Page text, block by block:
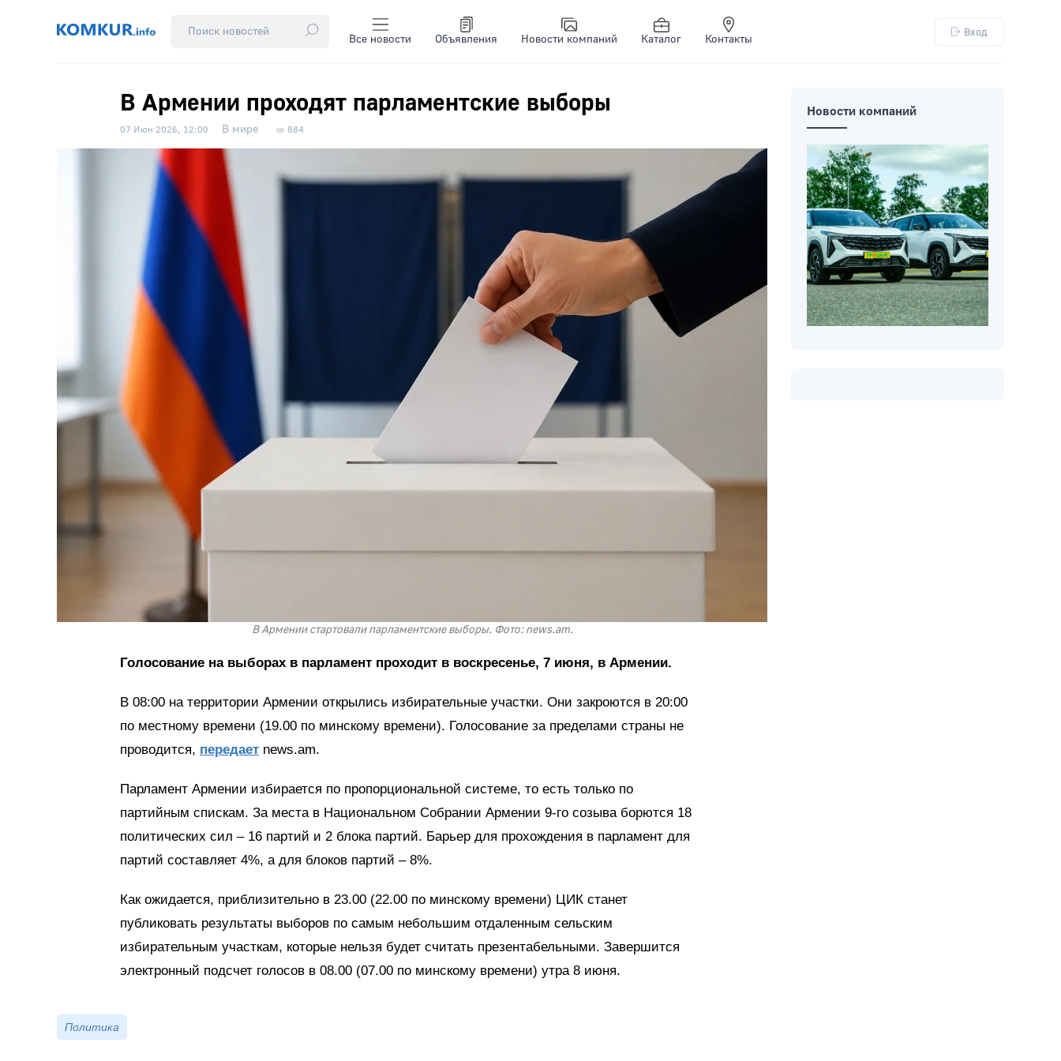
Все новости Объявления Новости компаний Каталог Контакты
Вход
В Армении проходят парламентские выборы
07 Июн 2026, 12:00 В мире 884
В Армении стартовали парламентские выборы. Фото: news.am.
Голосование на выборах в парламент проходит в воскресенье, 7 июня, в Армении.
В 08:00 на территории Армении открылись избирательные участки. Они закроются в 20:00
по местному времени (19.00 по минскому времени). Голосование за пределами страны не
проводится, передает news.am.
Парламент Армении избирается по пропорциональной системе, то есть только по
партийным спискам. За места в Национальном Собрании Армении 9-го созыва борются 18
политических сил – 16 партий и 2 блока партий. Барьер для прохождения в парламент для
партий составляет 4%, а для блоков партий – 8%.
Как ожидается, приблизительно в 23.00 (22.00 по минскому времени) ЦИК станет
публиковать результаты выборов по самым небольшим отдаленным сельским
избирательным участкам, которые нельзя будет считать презентабельными. Завершится
электронный подсчет голосов в 08.00 (07.00 по минскому времени) утра 8 июня.
Политика
Новости компаний